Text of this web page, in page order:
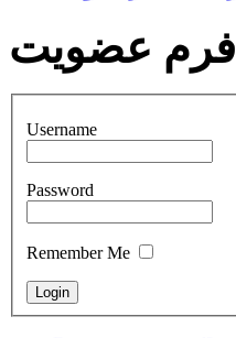
فرم عضویت
Username
Password
Remember Me